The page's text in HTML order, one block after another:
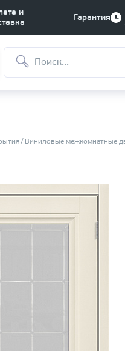
и
Гарантия
Виниловые межкомнатные